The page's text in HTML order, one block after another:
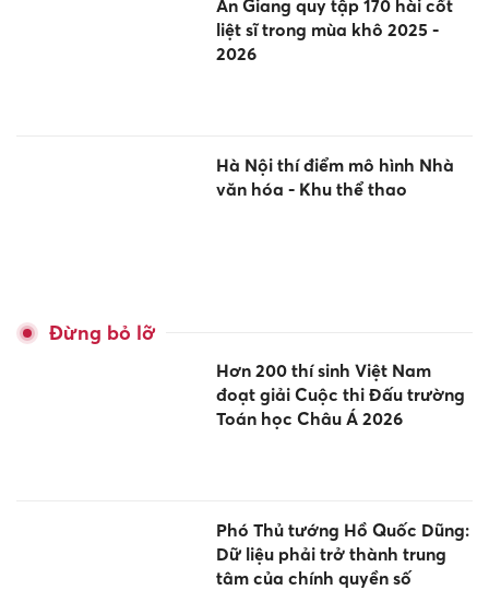
An Giang quy tập 170 hài cốt
liệt sĩ trong mùa khô 2025 -
2026
Hà Nội thí điểm mô hình Nhà
văn hóa - Khu thể thao
Đừng bỏ lỡ
Hơn 200 thí sinh Việt Nam
đoạt giải Cuộc thi Đấu trường
Toán học Châu Á 2026
Phó Thủ tướng Hồ Quốc Dũng:
Dữ liệu phải trở thành trung
tâm của chính quyền số